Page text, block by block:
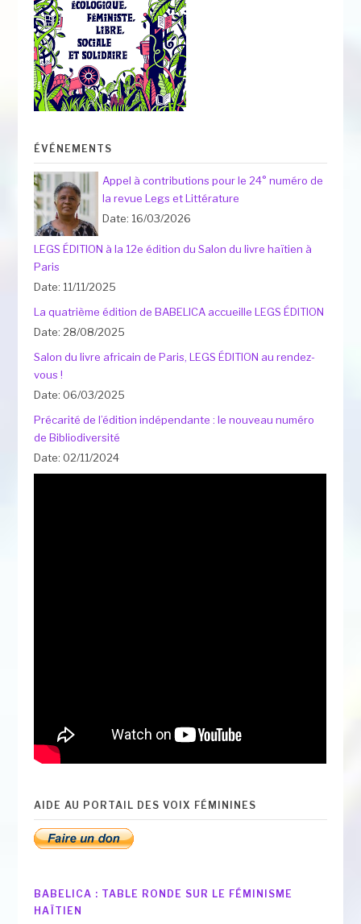
ÉVÉNEMENTS
Appel à contributions pour le 24° numéro de
la revue Legs et Littérature
Date: 16/03/2026
LEGS ÉDITION à la 12e édition du Salon du livre haïtien à
Paris
Date: 11/11/2025
La quatrième édition de BABELICA accueille LEGS ÉDITION
Date: 28/08/2025
Salon du livre africain de Paris, LEGS ÉDITION au rendez-
vous !
Date: 06/03/2025
Précarité de l’édition indépendante : le nouveau numéro
de Bibliodiversité
Date: 02/11/2024
AIDE AU PORTAIL DES VOIX FÉMININES
BABELICA : TABLE RONDE SUR LE FÉMINISME
HAÏTIEN